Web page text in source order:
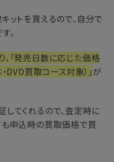
ットを貰えるので、自分で
。
「発売日数に応じた価格
DVD買取コース対象）」が
てくれるので、査定時に
申込時の買取価格で買